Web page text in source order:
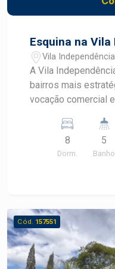
Esquina na
Vila
A Vila
bairros mais
vocação comercial
e ampla rede de
com grande fluxo
Terreno com
visibilidade e
Diferenciais: Excelente metragem para
construção de salão
estratégica,
8
Dorm.
5
Banho
Cód. 157551